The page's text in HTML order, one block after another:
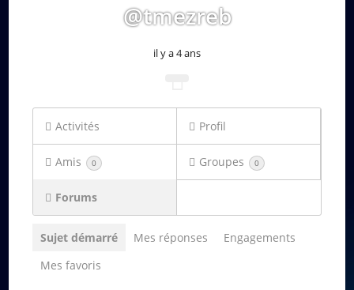
@tmezreb
il y a 4 ans
Activités Profil
Amis 0 Groupes 0
Forums
Sujet démarré Mes réponses
Engagements
Mes favoris